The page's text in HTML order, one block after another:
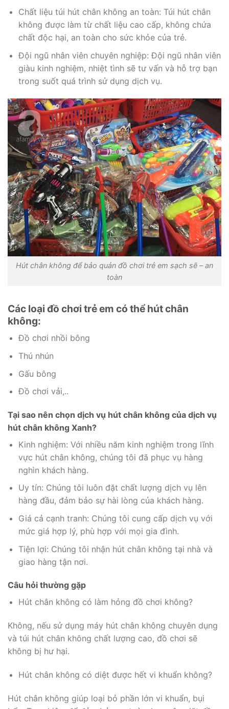
Chất liệu túi hút chân không an toàn: Túi hút chân
không được làm từ chất liệu cao cấp, không chứa
chất độc hại, an toàn cho sức khỏe của trẻ.
Đội ngũ nhân viên chuyên nghiệp: Đội ngũ nhân viên
giàu kinh nghiệm, nhiệt tình sẽ tư vấn và hỗ trợ bạn
trong suốt quá trình sử dụng dịch vụ.
Hút chân không để bảo quản đồ chơi trẻ em sạch sẽ – an
toàn
Các loại đồ chơi trẻ em có thể hút chân
không:
Đồ chơi nhồi bông
Thú nhún
Gấu bông
Đồ chơi vải,..
Tại sao nên chọn dịch vụ hút chân không của dịch vụ
hút chân không Xanh?
Kinh nghiệm: Với nhiều năm kinh nghiệm trong lĩnh
vực hút chân không, chúng tôi đã phục vụ hàng
nghìn khách hàng.
Uy tín: Chúng tôi luôn đặt chất lượng dịch vụ lên
hàng đầu, đảm bảo sự hài lòng của khách hàng.
Giá cả cạnh tranh: Chúng tôi cung cấp dịch vụ với
mức giá hợp lý, phù hợp với mọi gia đình.
Tiện lợi: Chúng tôi nhận hút chân không tại nhà và
giao hàng tận nơi.
Câu hỏi thường gặp
Hút chân không có làm hỏng đồ chơi không?
Không, nếu sử dụng máy hút chân không chuyên dụng
và túi hút chân không chất lượng cao, đồ chơi sẽ
không bị hư hại.
Hút chân không có diệt được hết vi khuẩn không?
Hút chân không giúp loại bỏ phần lớn vi khuẩn, bụi